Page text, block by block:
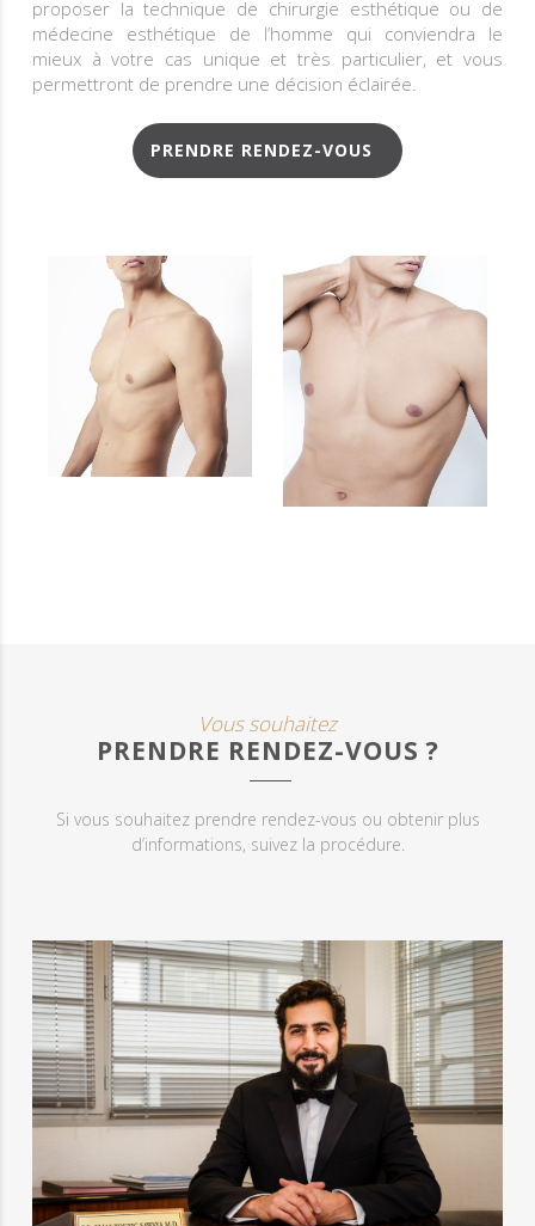
proposer la technique de chirurgie esthétique ou de
médecine esthétique de l’homme qui conviendra le
mieux à votre cas unique et très particulier, et vous
permettront de prendre une décision éclairée.
PRENDRE RENDEZ-VOUS
Vous souhaitez
PRENDRE RENDEZ-VOUS ?
Si vous souhaitez prendre rendez-vous ou obtenir plus
d’informations, suivez la procédure.